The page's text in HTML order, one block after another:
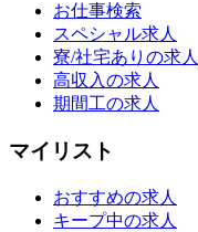
お仕事検索
スペシャル求人
寮/社宅ありの求人
高収入の求人
期間工の求人
マイリスト
おすすめの求人
キープ中の求人